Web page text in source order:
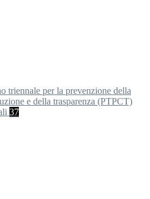
triennale per la prevenzione della
e della trasparenza (PTPCT)
37